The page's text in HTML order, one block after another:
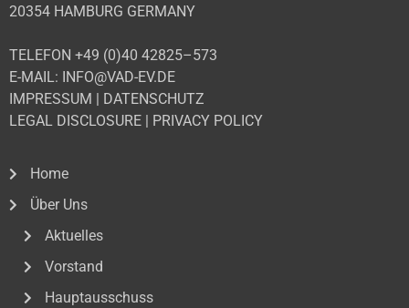
20354 HAMBURG GERMANY
TELEFON +49 (0)40 42825–573
E-MAIL: INFO@VAD-EV.DE
IMPRESSUM | DATENSCHUTZ
LEGAL DISCLOSURE | PRIVACY POLICY
Home
Über Uns
Aktuelles
Vorstand
Hauptausschuss